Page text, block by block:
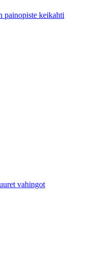
painopiste keikahti
vahingot